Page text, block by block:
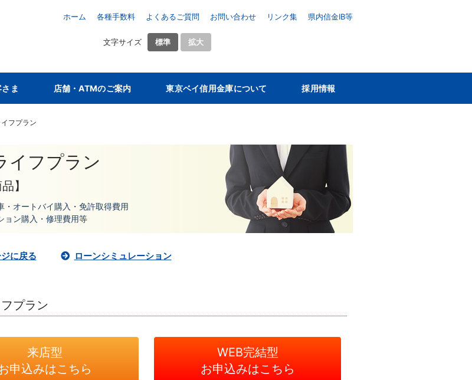
ホーム 各種手数料 よくあるご質問 お問い合わせ リンク集 県内信金IB等
文字サイズ 標準 拡大
ま 店舗・ATMのご案内 東京ベイ信用金庫について 採用情報
フプラン
イフプラン
】
・オートバイ購入・免許取得費用
ョン購入・修理費用等
に戻る ローンシミュレーション
プラン
来店型
申込みはこちら
WEB完結型
お申込みはこちら